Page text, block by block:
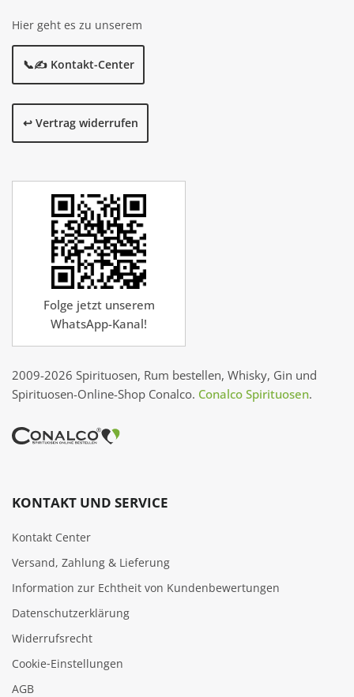
Hier geht es zu unserem
📞✍️ Kontakt-Center
↩️ Vertrag widerrufen
Folge jetzt unserem
WhatsApp-Kanal!
2009-2026 Spirituosen, Rum bestellen, Whisky, Gin und
Spirituosen-Online-Shop Conalco. Conalco Spirituosen.
KONTAKT UND SERVICE
Kontakt Center
Versand, Zahlung & Lieferung
Information zur Echtheit von Kundenbewertungen
Datenschutzerklärung
Widerrufsrecht
Cookie‑Einstellungen
AGB